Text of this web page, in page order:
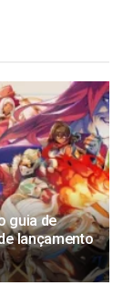
guia de
lançamento